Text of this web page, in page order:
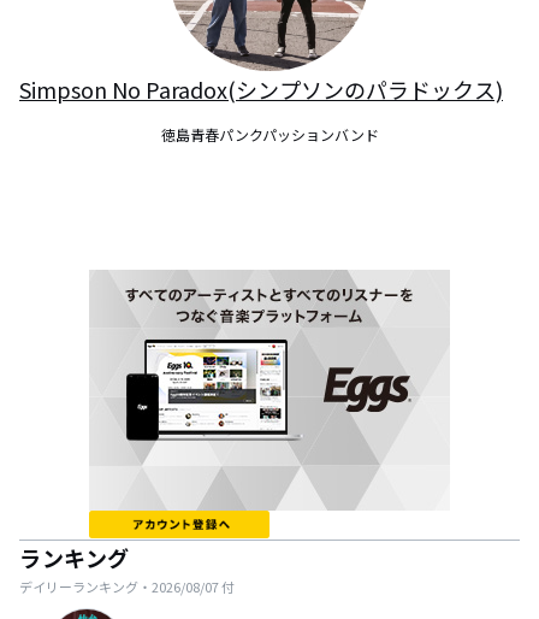
Simpson No Paradox(シンプソンのパラドックス)
徳島青春パンクパッションバンド
ランキング
デイリーランキング・ 2026/08/07付